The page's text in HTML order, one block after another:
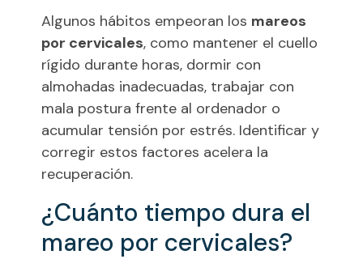
Algunos hábitos empeoran los mareos
por cervicales, como mantener el cuello
rígido durante horas, dormir con
almohadas inadecuadas, trabajar con
mala postura frente al ordenador o
acumular tensión por estrés. Identificar y
corregir estos factores acelera la
recuperación.
¿Cuánto tiempo dura el
mareo por cervicales?